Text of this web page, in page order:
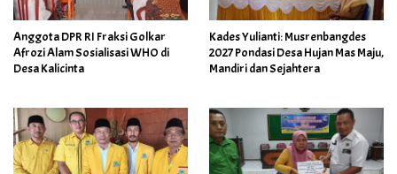
Anggota DPR RI Fraksi Golkar
Afrozi Alam Sosialisasi WHO di
Desa Kalicinta
Kades Yulianti: Musrenbangdes
2027 Pondasi Desa Hujan Mas Maju,
Mandiri dan Sejahtera